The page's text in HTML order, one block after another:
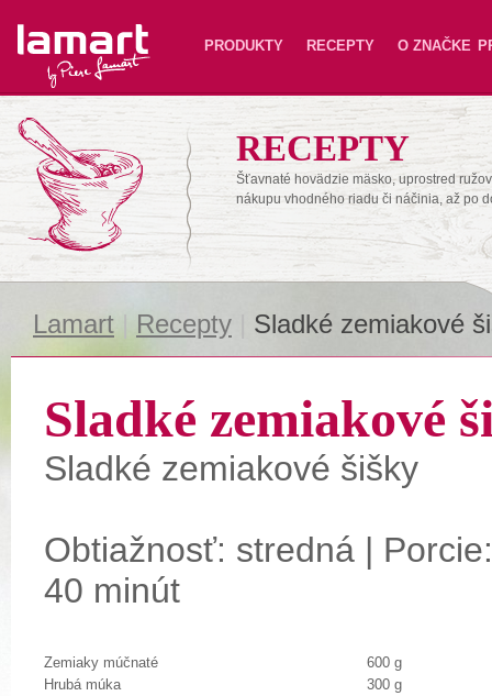
Lamart PRODUKTY RECEPTY O ZNAČKE
RECEPTY
Šťavnaté hovädzie mäsko, uprostred
nákupu vhodného riadu či náčinia, až po
Lamart Recepty Sladké zemiakové
Sladké zemiakové
Sladké zemiakové šišky
Obtiažnosť: stredná |
40 minút
Zemiaky múčnaté
600 g
Hrubá múka
300 g